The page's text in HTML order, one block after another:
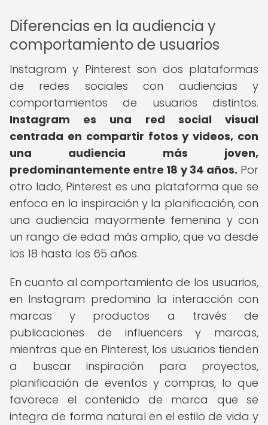
Diferencias en la audiencia y
comportamiento de usuarios
Instagram y Pinterest son dos plataformas
de redes sociales con audiencias y
comportamientos de usuarios distintos.
Instagram es una red social visual
centrada en compartir fotos y videos, con
una audiencia más joven,
predominantemente entre 18 y 34 años. Por
otro lado, Pinterest es una plataforma que se
enfoca en la inspiración y la planificación, con
una audiencia mayormente femenina y con
un rango de edad más amplio, que va desde
los 18 hasta los 65 años.
En cuanto al comportamiento de los usuarios,
en Instagram predomina la interacción con
marcas y productos a través de
publicaciones de influencers y marcas,
mientras que en Pinterest, los usuarios tienden
a buscar inspiración para proyectos,
planificación de eventos y compras, lo que
favorece el contenido de marca que se
integra de forma natural en el estilo de vida y